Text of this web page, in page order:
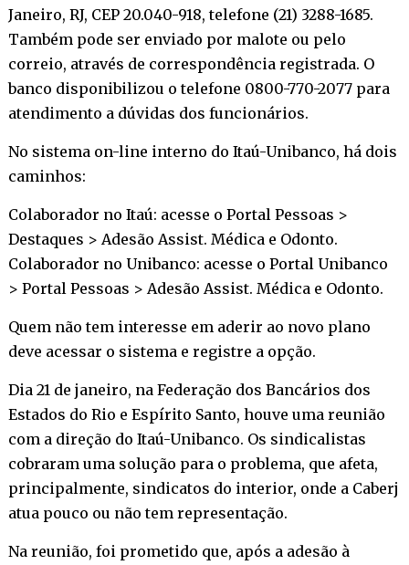
Janeiro, RJ, CEP 20.040-918, telefone (21) 3288-1685.
Também pode ser enviado por malote ou pelo
correio, através de correspondência registrada. O
banco disponibilizou o telefone 0800-770-2077 para
atendimento a dúvidas dos funcionários.
No sistema on-line interno do Itaú-Unibanco, há dois
caminhos:
Colaborador no Itaú: acesse o Portal Pessoas >
Destaques > Adesão Assist. Médica e Odonto.
Colaborador no Unibanco: acesse o Portal Unibanco
> Portal Pessoas > Adesão Assist. Médica e Odonto.
Quem não tem interesse em aderir ao novo plano
deve acessar o sistema e registre a opção.
Dia 21 de janeiro, na Federação dos Bancários dos
Estados do Rio e Espírito Santo, houve uma reunião
com a direção do Itaú-Unibanco. Os sindicalistas
cobraram uma solução para o problema, que afeta,
principalmente, sindicatos do interior, onde a Caberj
atua pouco ou não tem representação.
Na reunião, foi prometido que, após a adesão à